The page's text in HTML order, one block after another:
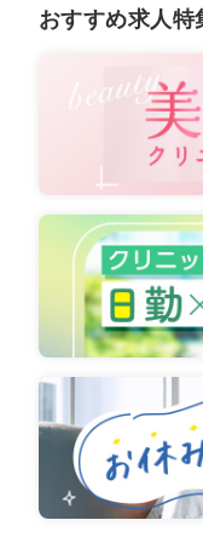
おすすめ求人特